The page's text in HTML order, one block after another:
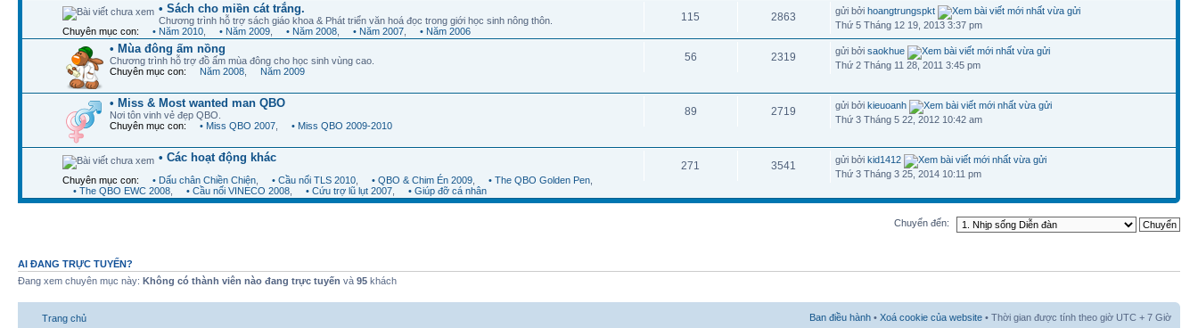
• Sách cho miền cát trắng.
Chương trình hỗ trợ sách giáo khoa & Phát triển văn hoá đọc trong giới học sinh nông thôn.
Chuyên mục con:
• Năm 2010 • Năm 2009 • Năm 2008 • Năm 2007 • Năm 2006
115 2863 gửi bởihoangtrungspkt
Thứ 5 Tháng 12 19, 2013 3:37 pm
• Mùa đông ấm nồng
Chương trình hỗ trợ đồ ấm mùa đông cho học sinh vùng cao.
Chuyên mục con:
Năm 2008 Năm 2009
56 2319 gửi bởisaokhue
Thứ 2 Tháng 11 28, 2011 3:45 pm
• Miss & Most wanted man QBO
Nơi tôn vinh vẻ đẹp QBO.
Chuyên mục con:
• Miss QBO 2007 • Miss QBO 2009-2010
89 2719 gửi bởikieuoanh
Thứ 3 Tháng 5 22, 2012 10:42 am
• Các hoạt động khác
Chuyên mục con: • Dấu chân Chiền Chiện • Cầu nối TLS 2010 • QBO & Chim Én 2009 • The QBO Golden Pen
• The QBO EWC 2008
• Cầu nối VINECO 2008 • Cứu trợ lũ lụt 2007 • Giúp đỡ cá nhân
271 3541 gửi bởikid1412
Thứ 3 Tháng 3 25, 2014 10:11 pm
Chuyển đến:
AI ĐANG TRỰC TUYẾN?
Đang xem chuyên mục này: Không có thành viên nào đang trực tuyến và 95 khách
Trang chủ Ban điều hành • Xoá cookie của website • Thời gian được tính theo giờ UTC + 7 Giờ